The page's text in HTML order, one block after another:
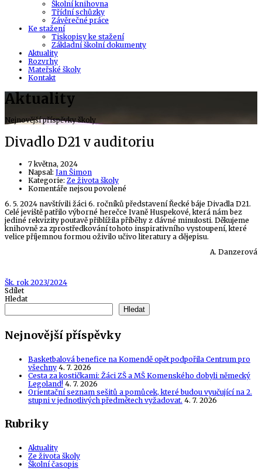
Školní knihovna
Třídní schůzky
Závěrečné práce
Ke stažení
Tiskopisy ke stažení
Základní školní dokumenty
Aktuality
Rozvrhy
Mateřské školy
Kontakt
Aktuality
Nejnovější příspěvky školy
Divadlo D21 v auditoriu
7 května, 2024
Napsal: Author
Jan Šimon
Kategorie: Ze života školy
Komentáře nejsou povolené
s
názvem
Divadlo
D21
v
6. 5. 2024 navštívili žáci 6. ročníků představení Řecké báje Divadla D21.
Celé jeviště patřilo výborné herečce Ivaně Huspekové, která nám bez
jediné rekvizity poutavě přiblížila příběhy z dávné minulosti. Děkujeme
knihovně za zprostředkování tohoto inspirativního vystoupení, které
velice příjemnou formou oživilo učivo literatury a dějepisu.
A. Danzerová
Tags
Šk. rok 2023/2024
Sdílet
Hledat
Hledat
Nejnovější příspěvky
Basketbalová benefice na Komendě opět podpořila Centrum pro
všechny 4. 7. 2026
Cesta za kostičkami: Žáci ZŠ a MŠ Komenského dobyli německý
Legoland! 4. 7. 2026
Orientační seznam sešitů a pomůcek, které budou vyučující na 2.
stupni v jednotlivých předmětech vyžadovat. 4. 7. 2026
Rubriky
Aktuality
Ze života školy
Školní časopis